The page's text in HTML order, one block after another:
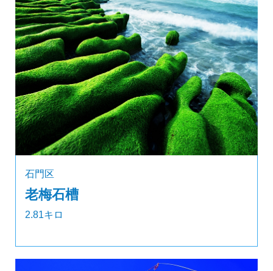
石門区
老梅石槽
2.81キロ